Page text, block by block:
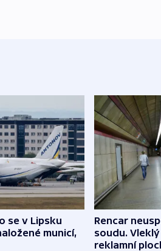
se v Lipsku
municí,
Rencar
soudu. Vleklý
reklamní